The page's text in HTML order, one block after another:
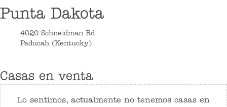
Punta Dakota
4020 Schneidman Rd
Paducah (Kentucky)
Casas en venta
Lo sentimos, actualmente no tenemos casas en